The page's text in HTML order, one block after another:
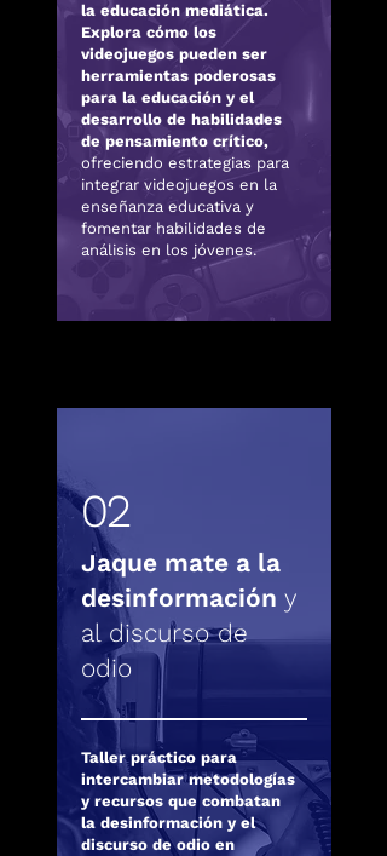
la educación mediática.
Explora cómo los
videojuegos pueden ser
herramientas poderosas
para la educación y el
desarrollo de habilidades
de pensamiento crítico,
ofreciendo estrategias para
integrar videojuegos en la
enseñanza educativa y
fomentar habilidades de
análisis en los jóvenes.
02
Jaque mate a la
desinformación y
al discurso de
odio
Taller práctico para
intercambiar metodologías
y recursos que combatan
la desinformación y el
discurso de odio en